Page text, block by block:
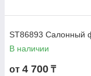
ST86893 Салонный
В наличии
от 4 700 ₸